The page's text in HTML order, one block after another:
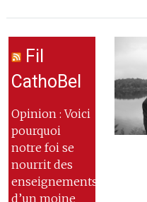
Fil
CathoBel
Opinion : Voici
pourquoi
notre foi se
nourrit des
enseignements
d’un moine